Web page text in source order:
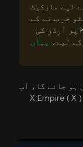
لیے مارکیٹ
خریدنے کے
لیے آرڈرز کو محدود کرنا۔ KuCoin پر آرڈر کی
لیے،
یہاں
ہو جائے گا، آپ
اپنے ٹریڈنگ اکاؤنٹ میں اپنا دستیاب X Empire ( X )